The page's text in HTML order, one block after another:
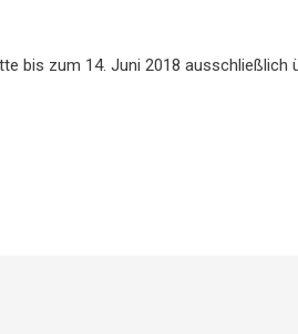
bis zum 14. Juni 2018 ausschließlich